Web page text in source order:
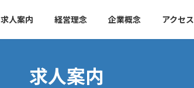
求人案内 経営理念 企業概念 アクセス
求人案内